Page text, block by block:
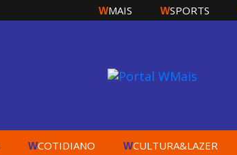
WMAIS WSPORTS
WCOTIDIANO WCULTURA&LAZER